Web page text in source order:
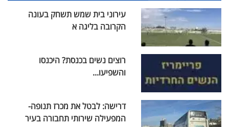
עירוני בית שמש תשחק בעונה
הקרובה בליגה א
רוצים נשים בכנסת? היכנסו
והשפיעו...
דרישה: לבטל את מכרז תנופה-
המפעילה שירותי תחבורה בעיר